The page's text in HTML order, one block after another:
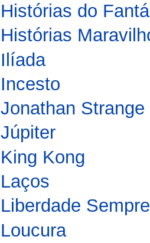
Histórias do
Histórias
Ilíada
Incesto
Jonathan
Júpiter
King Kong
Laços
Liberdade Sempre
Loucura